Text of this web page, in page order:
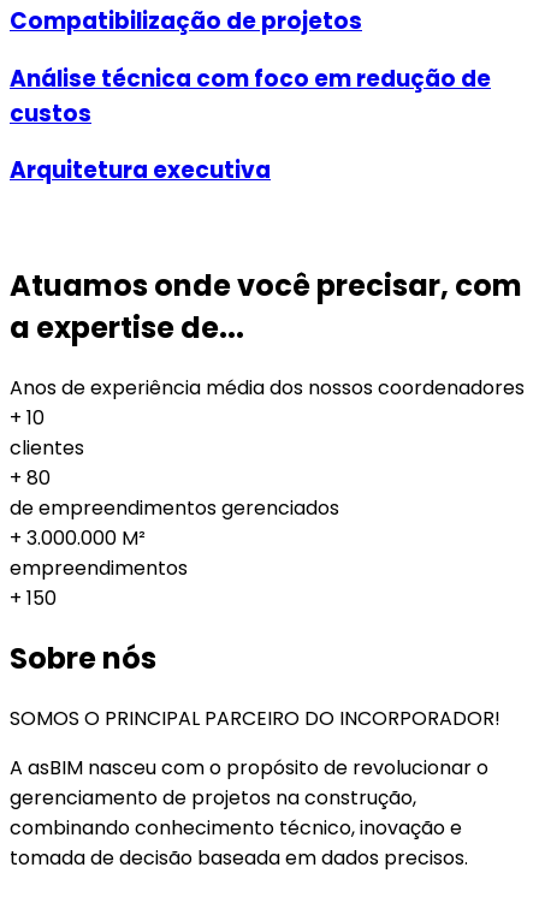
Compatibilização de projetos
Análise técnica com foco em redução de
custos
Arquitetura executiva
Atuamos onde você precisar, com
a expertise de...
Anos de experiência média dos nossos coordenadores
+ 10
clientes
+ 80
de empreendimentos gerenciados
+ 3.000.000 M²
empreendimentos
+ 150
Sobre nós
SOMOS O PRINCIPAL PARCEIRO DO INCORPORADOR!
A asBIM nasceu com o propósito de revolucionar o
gerenciamento de projetos na construção,
combinando conhecimento técnico, inovação e
tomada de decisão baseada em dados precisos.